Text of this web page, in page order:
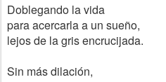
Doblegando la vida
para acercarla a un sueño,
lejos de la gris encrucijada.
Sin más dilación,